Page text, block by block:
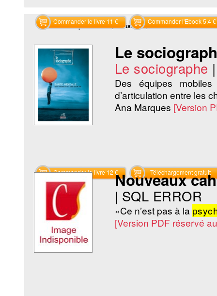
Commander le livre 11 € Commander l'Ebook 5.4 €
Recherche par articles (95 résultats)
Le
Le sociographe
Des équipes
d’articulation entre les
Ana Marques [Version
Commander le livre 12 € Téléchargement gratuit
Nouveaux
| SQL ERROR
«Ce n’est pas à la
[Version PDF réservé